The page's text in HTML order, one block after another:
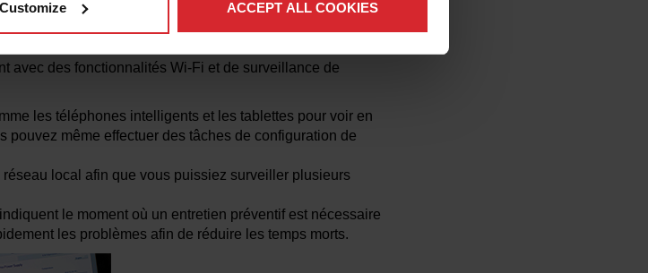
Customize ACCEPT ALL COOKIES
avec des fonctionnalités Wi-Fi et de surveillance de
les téléphones intelligents et les tablettes pour voir en
pouvez même effectuer des tâches de configuration de
réseau local afin que vous puissiez surveiller plusieurs
le moment où un entretien préventif est nécessaire
les problèmes afin de réduire les temps morts.